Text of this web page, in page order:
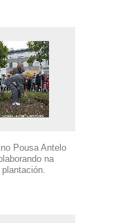
Pousa Antelo
na
plantación.